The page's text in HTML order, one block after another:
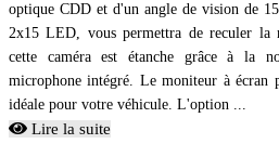
optique CDD et d'un angle de vision de
2x15 LED, vous permettra de reculer la
cette caméra est étanche grâce à la
microphone intégré. Le moniteur à écran
idéale pour votre véhicule. L'option ...
Lire la suite